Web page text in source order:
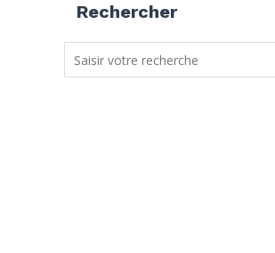
Rechercher